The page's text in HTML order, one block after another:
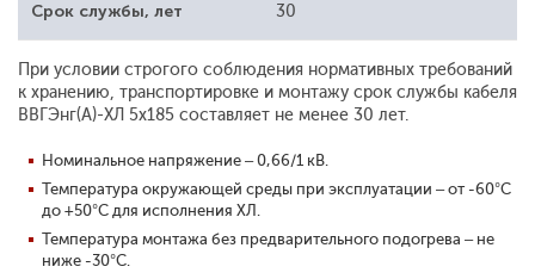
Срок службы, лет 30
При условии строгого соблюдения нормативных требований
к хранению, транспортировке и монтажу срок службы кабеля
ВВГЭнг(А)-ХЛ 5x185 составляет не менее 30 лет.
Номинальное напряжение – 0,66/1 кВ.
Температура окружающей среды при эксплуатации – от -60°С
до +50°С для исполнения ХЛ.
Температура монтажа без предварительного подогрева – не
ниже -30°С.